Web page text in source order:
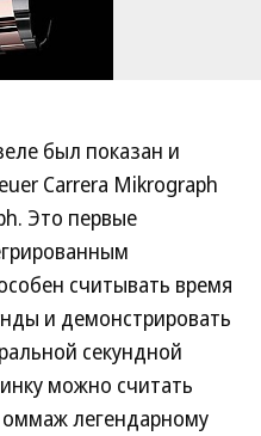
был показан и
Carrera Mikrograph
Это первые
считывать время
и демонстрировать
секундной
можно считать
легендарному